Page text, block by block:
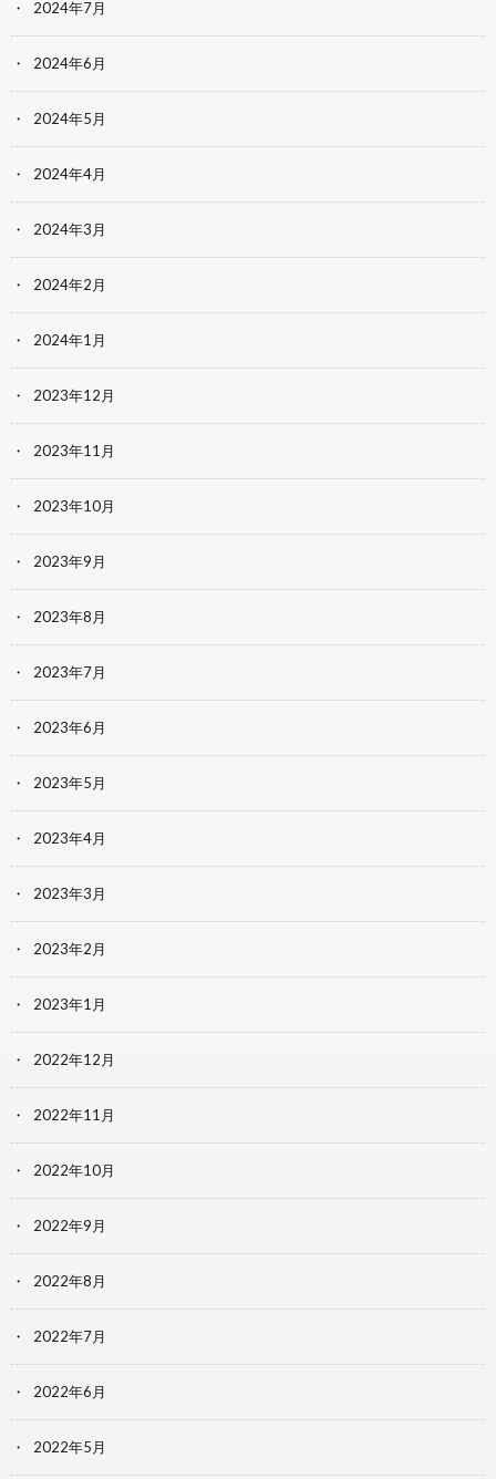
2024年7月
2024年6月
2024年5月
2024年4月
2024年3月
2024年2月
2024年1月
2023年12月
2023年11月
2023年10月
2023年9月
2023年8月
2023年7月
2023年6月
2023年5月
2023年4月
2023年3月
2023年2月
2023年1月
2022年12月
2022年11月
2022年10月
2022年9月
2022年8月
2022年7月
2022年6月
2022年5月